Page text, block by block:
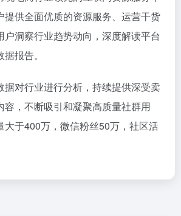
提供全面优质的资源服务、运营干货
户洞察行业趋势动向，深度解读平台
报告。
据对行业进行分析，持续提供深受卖
容，不断吸引和凝聚高质量社群用
大于400万，微信粉丝50万，社区活